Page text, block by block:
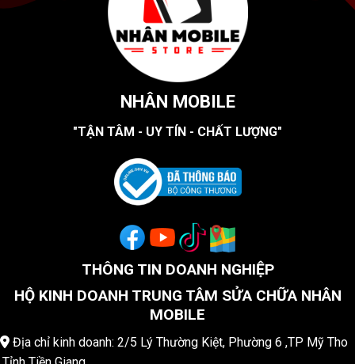
NHÂN MOBILE
"TẬN TÂM - UY TÍN - CHẤT LƯỢNG"
THÔNG TIN DOANH NGHIỆP
HỘ KINH DOANH TRUNG TÂM SỬA CHỮA NHÂN
MOBILE
Địa chỉ kinh doanh: 2/5 Lý Thường Kiệt, Phường 6 ,TP Mỹ Tho